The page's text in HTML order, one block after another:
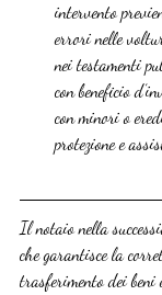
intervento
errori nelle
nei testamenti
con beneficio
con minori o
protezione e
Il notaio nella
che garantisce la
trasferimento dei